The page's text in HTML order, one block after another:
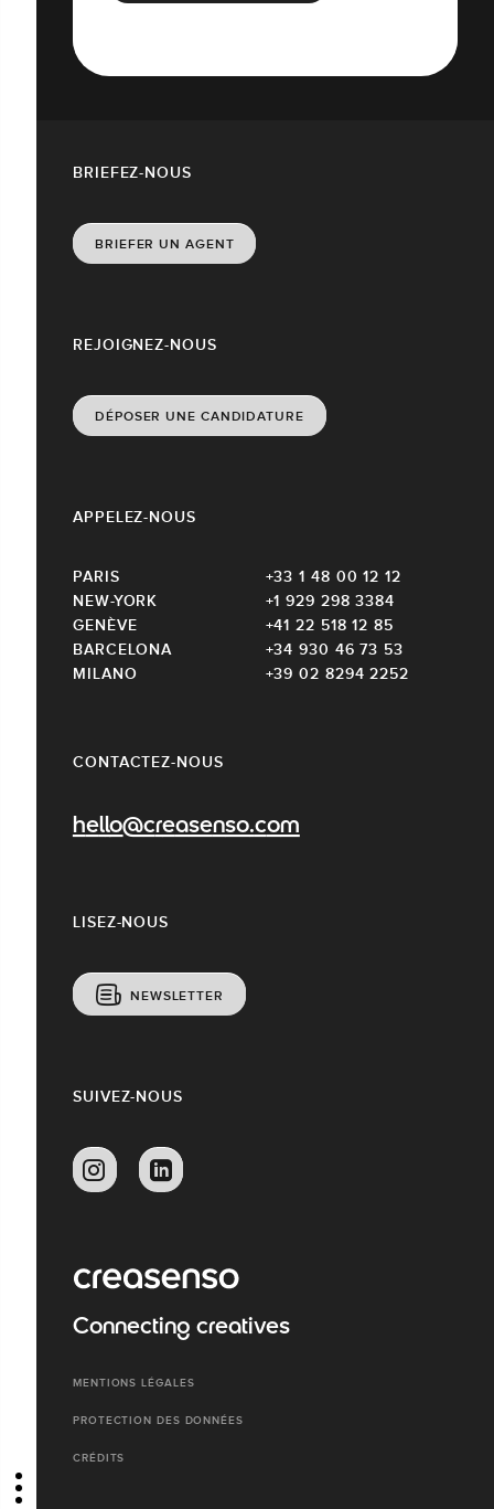
CONTACTEZ-NOUS
hello@creasenso.com
REJOIGNEZ-NOUS
DÉPOSER UNE CANDIDATURE
LISEZ-NOUS
NEWSLETTER
APPELEZ-NOUS
PARIS
+33 1 48 00 12 12
NEW-YORK
+1 929 298 3384
GENÈVE
+41 22 518 12 85
BARCELONA
+34 930 46 73 53
MILANO
+39 02 8294 2252
BRIEFEZ-NOUS
BRIEFER UN AGENT
SUIVEZ-NOUS
Connecting creatives
MENTIONS LÉGALES
PROTECTION DES DONNÉES
CRÉDITS